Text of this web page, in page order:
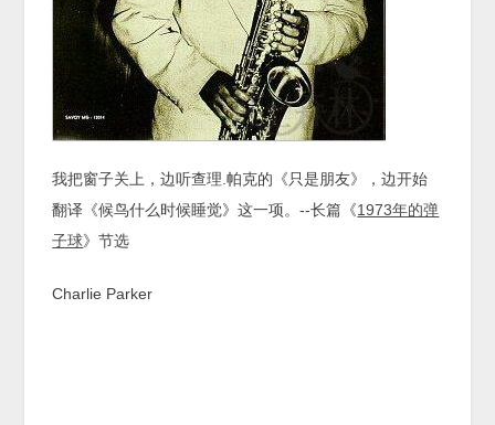
我把窗子关上，边听查理.帕克的《只是朋友》，边开始
翻译《候鸟什么时候睡觉》这一项。--长篇《1973年的弹
子球》节选
Charlie Parker